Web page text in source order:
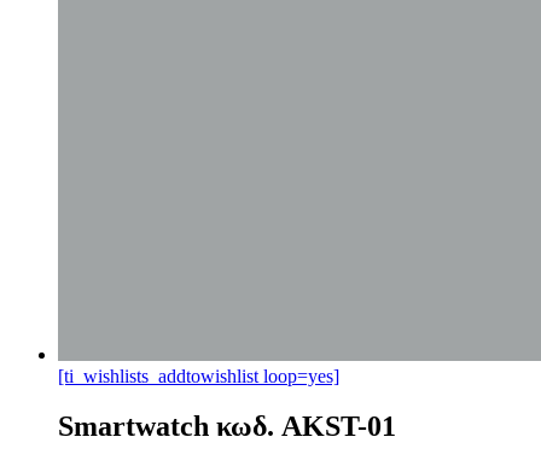
[ti_wishlists_addtowishlist loop=yes]
Smartwatch κωδ. AKST-01